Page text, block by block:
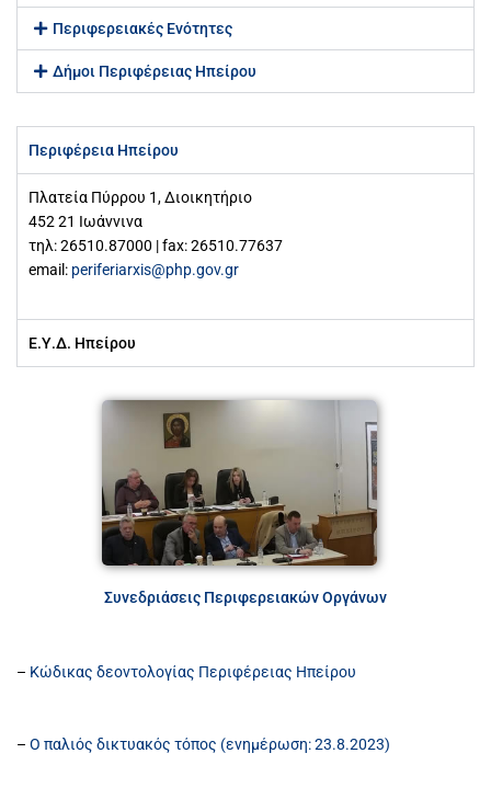
Περιφερειακές Ενότητες
Δήμοι Περιφέρειας Ηπείρου
Περιφέρεια Ηπείρου
Πλατεία Πύρρου 1, Διοικητήριο
452 21 Ιωάννινα
τηλ: 26510.87000 | fax: 26510.77637
email: periferiarxis@php.gov.gr
Ε.Υ.Δ. Ηπείρου
Συνεδριάσεις Περιφερειακών Οργάνων
– Κώδικας δεοντολογίας Περιφέρειας Ηπείρου
– Ο παλιός δικτυακός τόπος (ενημέρωση: 23.8.2023)